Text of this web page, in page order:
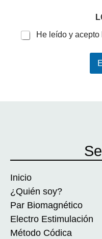
He leído y acepto
Inicio
¿Quién soy?
Par Biomagnético
Electro Estimulación
Método Códica